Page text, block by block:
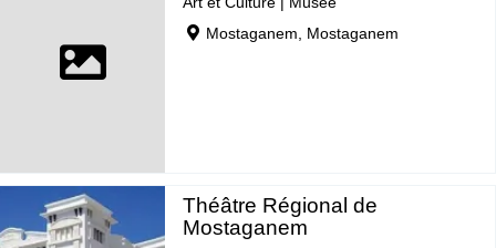
Mostaganem, Mostaganem
Théâtre Régional de
Mostaganem